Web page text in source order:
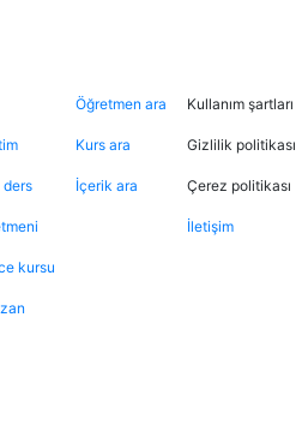
Eğitmenleri de
tanışma derslerinden
tanıma fırsatı buldum.
ilişkisinden çok arkadaşlık
çok eğlenceli yöntemlerle
ve bu dersleri daha keyifli
sayesinde Emma ile
kursu
Öğretmen ara
Kurs ara
İçerik ara
Kullanım şartları
Gizlilik politikası
Çerez politikası
İletişim